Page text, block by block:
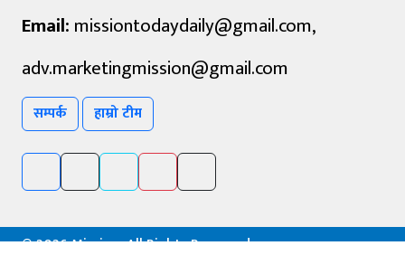
Email: missiontodaydaily@gmail.com,
adv.marketingmission@gmail.com
सम्पर्क हाम्रो टीम
©2026 Mission, All Rights Reserved.